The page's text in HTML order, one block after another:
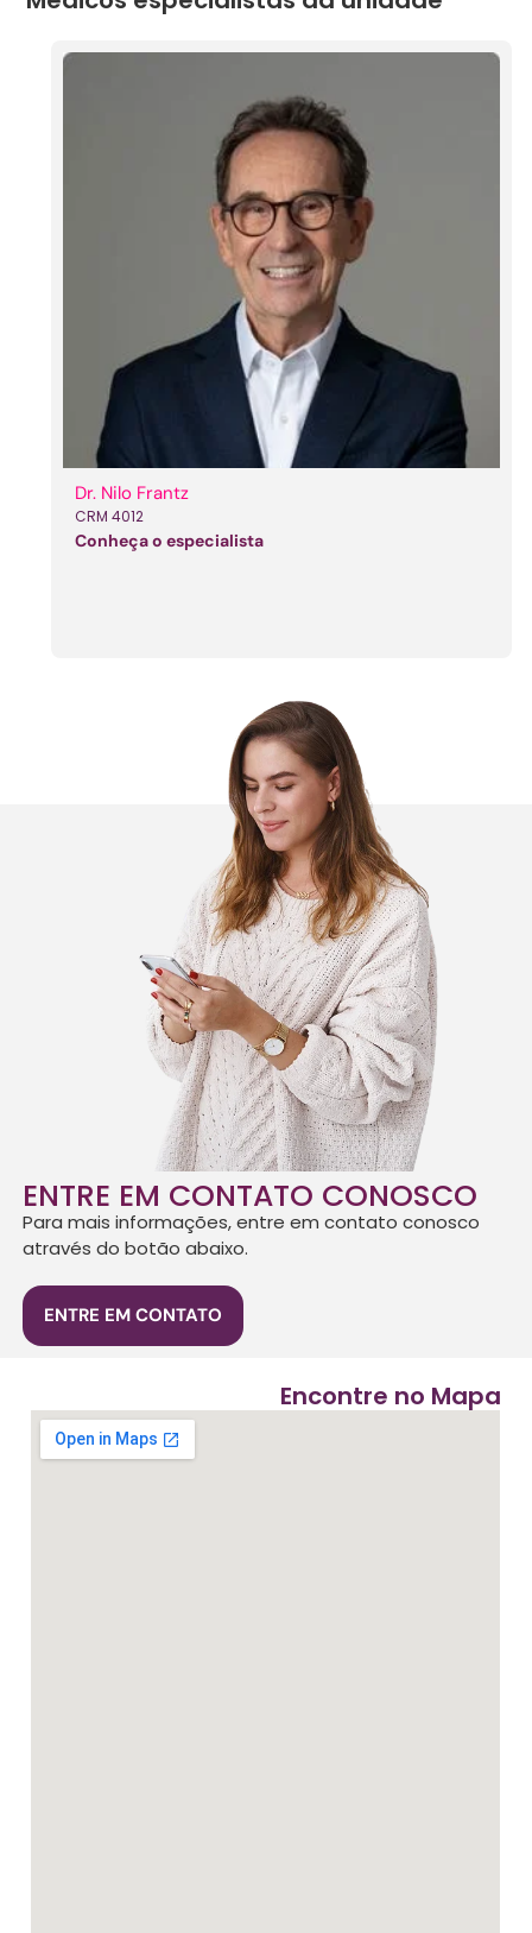
Dr. Nilo Frantz
CRM 4012
Conheça o especialista
ENTRE EM CONTATO CONOSCO
Para mais informações, entre em contato conosco
através do botão abaixo.
ENTRE EM CONTATO
Encontre no Mapa